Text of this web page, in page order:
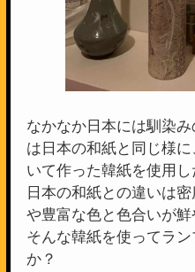
なかなか日本には馴染
は日本の和紙と同じ様
いて作った韓紙を使用し
日本の和紙との違いは
や豊富な色と色合いが鮮
そんな韓紙を使ってラ
か？